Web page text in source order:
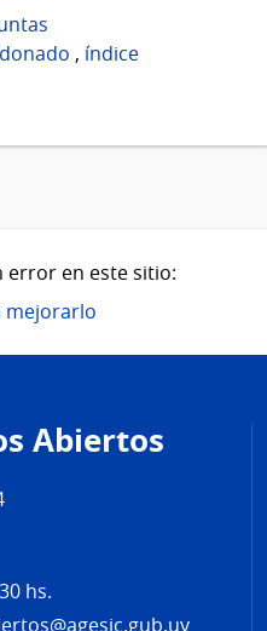
, índice
error en este sitio:
mejorarlo
Abiertos
hs.